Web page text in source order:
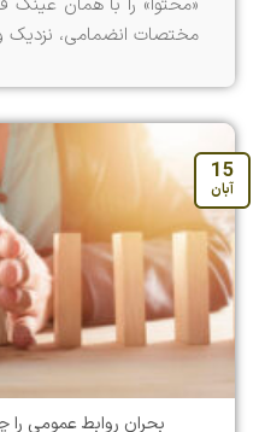
مختصات انضمامی، نزدیک
بحران روابط عمومی را
15
آبان